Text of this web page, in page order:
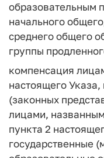
образовательным
начального
среднего общего
группы
компенсация
настоящего
(законных
лицами,
пункта 2
государственные